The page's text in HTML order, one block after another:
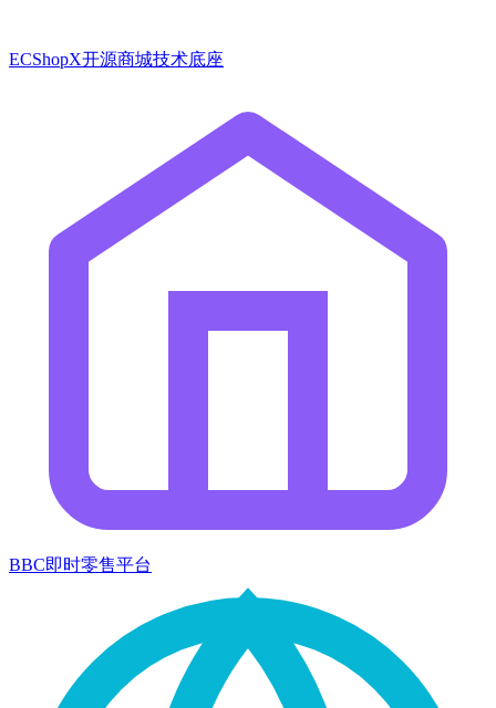
ECShopX开源商城技术底座
BBC即时零售平台